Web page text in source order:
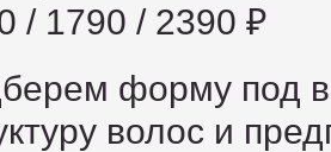
/ 1790 / 2390 ₽
форму под
волос и